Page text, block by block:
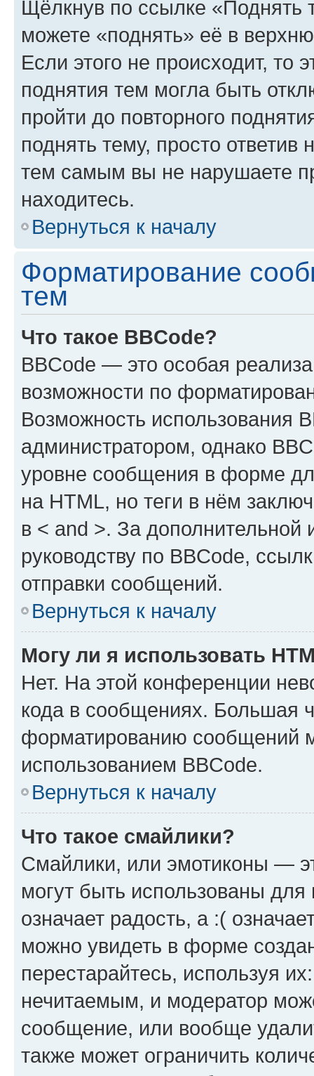
Щёлкнув по ссылке «Поднять
можете «поднять» её в
Если этого не происходит, то
поднятия тем могла быть
пройти до повторного
поднять тему, просто ответив
тем самым вы не нарушаете
находитесь.
Вернуться к началу
Форматирование
тем
Что такое BBCode?
BBCode — это особая
возможности по
Возможность использования
администратором, однако
уровне сообщения в форме
на HTML, но теги в нём
в < and >. За
руководству по BBCode,
отправки сообщений.
Вернуться к началу
Могу ли я использовать
Нет. На этой конференции
кода в сообщениях. Большая
форматированию сообщений
использованием BBCode.
Вернуться к началу
Что такое смайлики?
Смайлики, или эмотиконы —
могут быть использованы
означает радость, а :(
можно увидеть в форме
перестарайтесь, используя
нечитаемым, и модератор
сообщение, или вообще
также может ограничить